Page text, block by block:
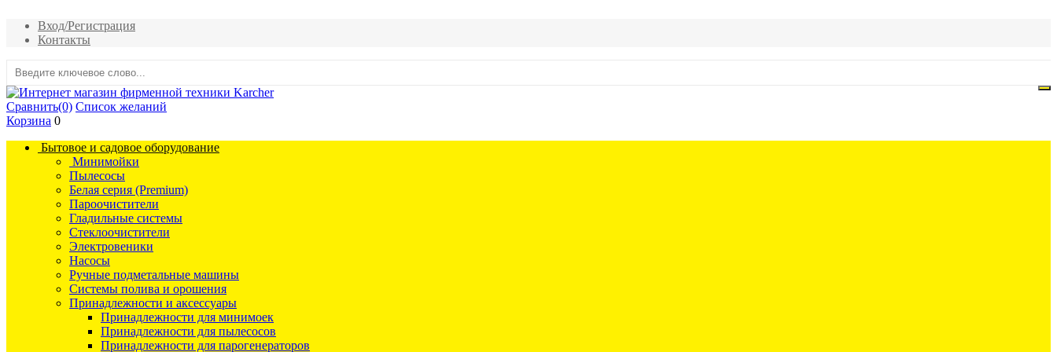
Вход/Регистрация
Контакты
Сравнить(0) Список желаний
Корзина 0
Бытовое и садовое оборудование
Минимойки
Пылесосы
Белая серия (Premium)
Пароочистители
Гладильные системы
Стеклоочистители
Электровеники
Насосы
Ручные подметальные машины
Системы полива и орошения
Принадлежности и аксессуары
Принадлежности для минимоек
Принадлежности для пылесосов
Принадлежности для парогенераторов